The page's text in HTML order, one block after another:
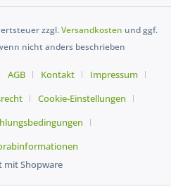
zzgl.Versandkosten und ggf.
nicht anders beschrieben
AGB Kontakt
Impressum
Cookie-Einstellungen
mit Shopware